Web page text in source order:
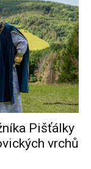
Pišťálky
vrchů